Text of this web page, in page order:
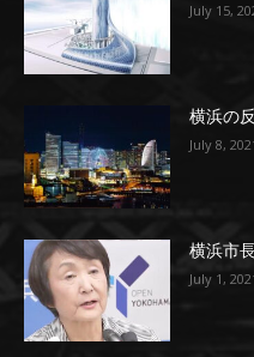
July 15,
横浜の
July 8,
横浜市
July 1,